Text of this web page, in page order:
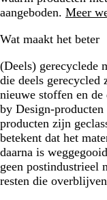
aangeboden. Meer
Wat maakt het beter
(Deels) gerecyclede
die deels gerecycled
nieuwe stoffen en
by Design-
producten zijn
betekent dat het
daarna is
geen postindustrieel
resten die